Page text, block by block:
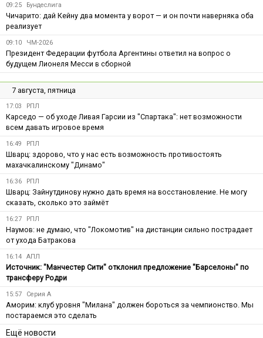
09:25 Бундеслига
Чичарито: дай Кейну два момента у ворот — и он почти наверняка оба
реализует
09:10 ЧМ-2026
Президент Федерации футбола Аргентины ответил на вопрос о
будущем Лионеля Месси в сборной
7 августа, пятница
17:03 РПЛ
Карседо — об уходе Ливая Гарсии из "Спартака": нет возможности
всем давать игровое время
16:49 РПЛ
Шварц: здорово, что у нас есть возможность противостоять
махачкалинскому "Динамо"
16:36 РПЛ
Шварц: Зайнутдинову нужно дать время на восстановление. Не могу
сказать, сколько это займёт
16:27 РПЛ
Наумов: не думаю, что "Локомотив" на дистанции сильно пострадает
от ухода Батракова
16:14 АПЛ
Источник: "Манчестер Сити" отклонил предложение "Барселоны" по
трансферу Родри
15:57 Серия А
Аморим: клуб уровня "Милана" должен бороться за чемпионство. Мы
постараемся это сделать
Ещё новости